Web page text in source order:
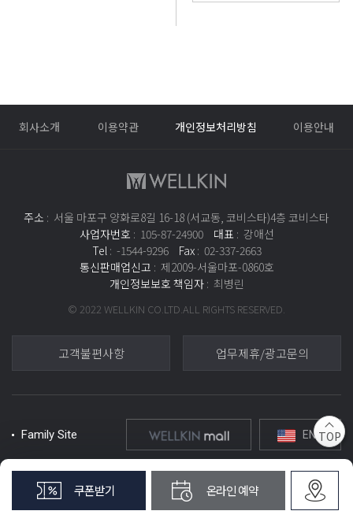
쿠폰받기 온라인 예약
TOP
회사소개 이용약관 개인정보처리방침 이용안내
주소 : 서울 마포구 양화로8길 16-18 (서교동, 코비스타)4층 코비스타
사업자번호 : 105-87-24900 대표 : 강애선
Tel : -1544-9296 Fax: 02-337-2663
통신판매업신고 : 제2009-서울마포-0860호
개인정보보호 책임자: 최병린
© 2022 WELLKIN CO.LTD.ALL RIGHTS RESERVED.
고객불편사항 업무제휴/광고문의
Family Site ENG